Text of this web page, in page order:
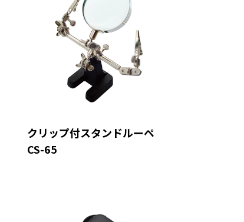
クリップ付スタンドルーペ
CS-65